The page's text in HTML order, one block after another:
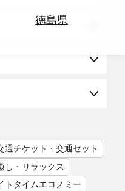
徳島県
通チケット・交通セット
し・リラックス
トタイムエコノミー